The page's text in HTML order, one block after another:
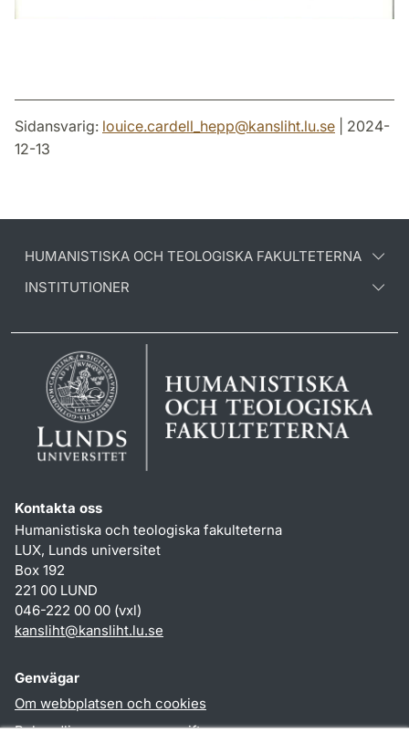
Sidansvarig: louice.cardell_hepp@kansliht.lu.se | 2024-
12-13
HUMANISTISKA OCH TEOLOGISKA FAKULTETERNA
INSTITUTIONER
Kontakta oss
Humanistiska och teologiska fakulteterna
LUX, Lunds universitet
Box 192
221 00 LUND
046-222 00 00 (vxl)
kansliht@kansliht.lu.se
Genvägar
Om webbplatsen och cookies
Behandling av personuppgifter